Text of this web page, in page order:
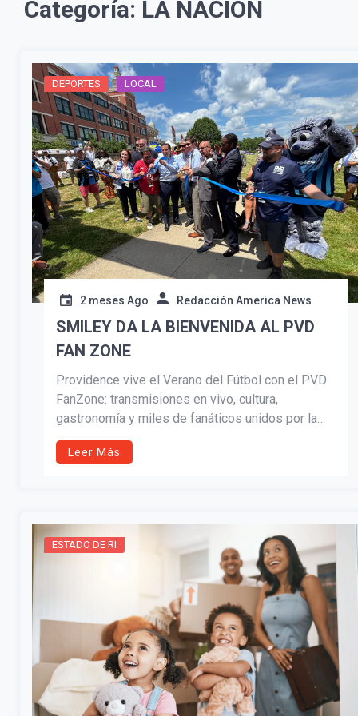
Categoría: LA NACION
DEPORTES LOCAL
2 meses Ago Redacción America News
SMILEY DA LA BIENVENIDA AL PVD
FAN ZONE
Providence vive el Verano del Fútbol con el PVD
FanZone: transmisiones en vivo, cultura,
gastronomía y miles de fanáticos unidos por la
pasión mundialista.
Leer Más
ESTADO DE RI